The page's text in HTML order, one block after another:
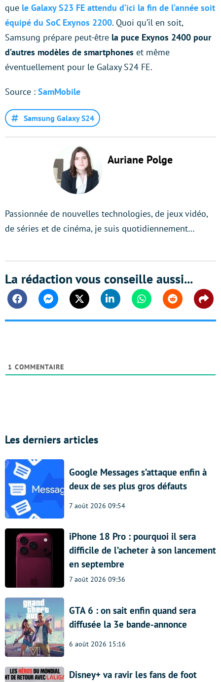
que le Galaxy S23 FE attendu d’ici la fin de l’année soit
équipé du SoC Exynos 2200. Quoi qu’il en soit,
Samsung prépare peut-être la puce Exynos 2400 pour
d’autres modèles de smartphones et même
éventuellement pour le Galaxy S24 FE.
Source : SamMobile
Samsung Galaxy S24
Auriane Polge
Passionnée de nouvelles technologies, de jeux vidéo,
de séries et de cinéma, je suis quotidiennement…
La rédaction vous conseille aussi...
FacebookMessengerTwitter Linkedin WhatsappReddit
1 COMMENTAIRE
Les derniers articles
Google Messages s’attaque enfin à
deux de ses plus gros défauts
7 août 2026 09:54
iPhone 18 Pro : pourquoi il sera
difficile de l’acheter à son lancement
en septembre
7 août 2026 09:36
GTA 6 : on sait enfin quand sera
diffusée la 3e bande-annonce
6 août 2026 15:16
Disney+ va ravir les fans de foot